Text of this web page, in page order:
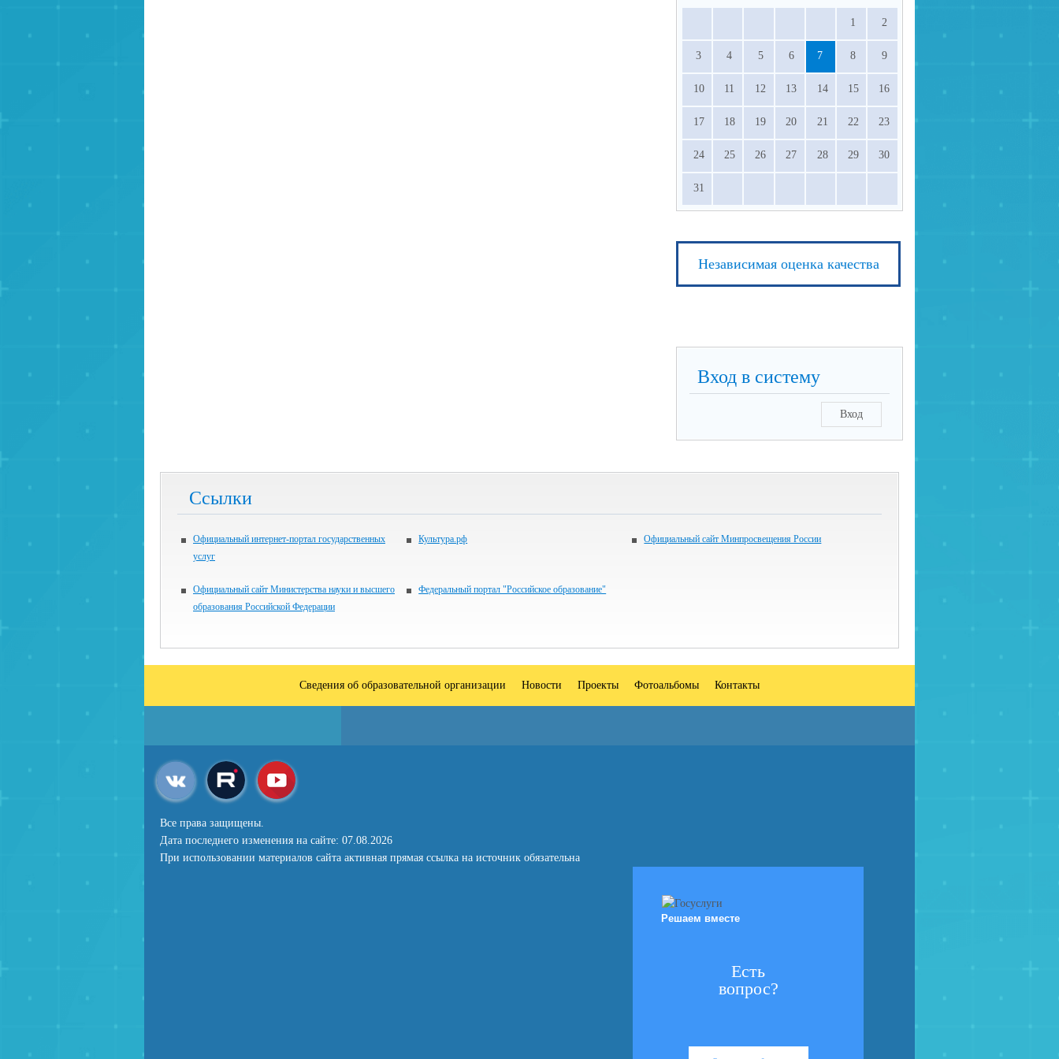
1 2
3 4 5 6 7 8 9
10 11 12 13 14 15 16
17 18 19 20 21 22 23
24 25 26 27 28 29 30
31
Независимая оценка качества
Вход в систему
Вход
Ссылки
Официальный интернет-портал государственных
услуг
Культура.рф Официальный сайт Минпросвещения России
Официальный сайт Министерства науки и высшего
образования Российской Федерации
Федеральный портал "Российское образование"
Сведения об образовательной организации Новости Проекты Фотоальбомы Контакты
Все права защищены.
Дата последнего изменения на сайте: 07.08.2026
При использовании материалов сайта активная прямая ссылка на источник обязательна
Решаем вместе
Есть
вопрос?